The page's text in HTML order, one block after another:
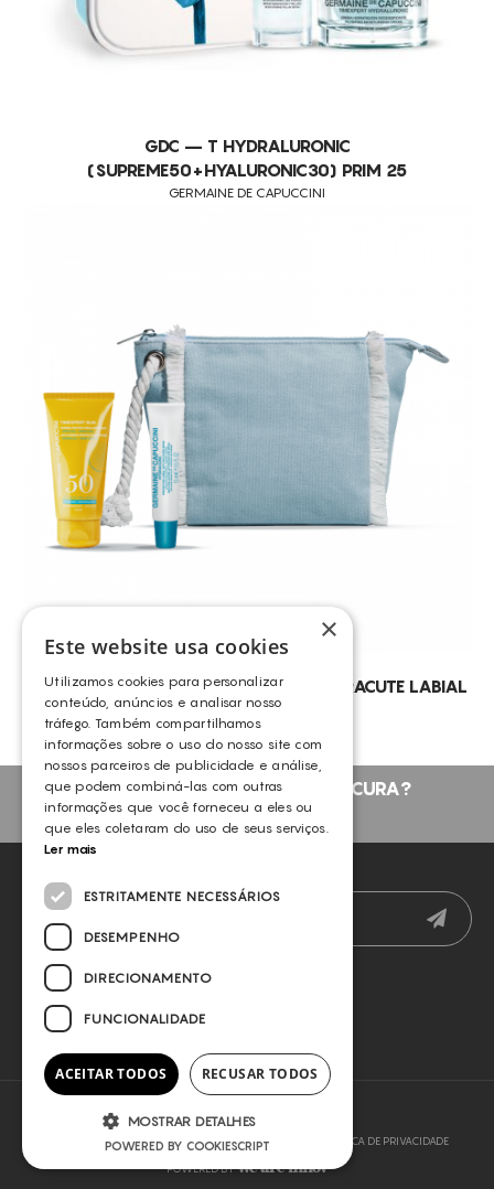
GDC – T HYDRALURONIC
(SUPREME50+HYALURONIC30) PRIM 25
GERMAINE DE CAPUCCINI
GDC – T SUN FEEL CREME SPF50+ HYDRACUTE LABIAL
SPF20 15ML
GERMAINE DE CAPUCCINI
NÃO ENCONTROU O QUE PROCURA?
FALE CONNOSCO
COPYRIGHT © 2026 SLYOU TERMOS E CONDIÇÕES POLÍTICA DE PRIVACIDADE
POWERED BY
×
Este website usa cookies
Utilizamos cookies para personalizar
conteúdo, anúncios e analisar nosso
tráfego. Também compartilhamos
informações sobre o uso do nosso site com
nossos parceiros de publicidade e análise,
que podem combiná-las com outras
informações que você forneceu a eles ou
que eles coletaram do uso de seus serviços.
Ler mais
ESTRITAMENTE NECESSÁRIOS
DESEMPENHO
DIRECIONAMENTO
FUNCIONALIDADE
ACEITAR TODOS RECUSAR TODOS
MOSTRAR DETALHES
POWERED BY COOKIESCRIPT